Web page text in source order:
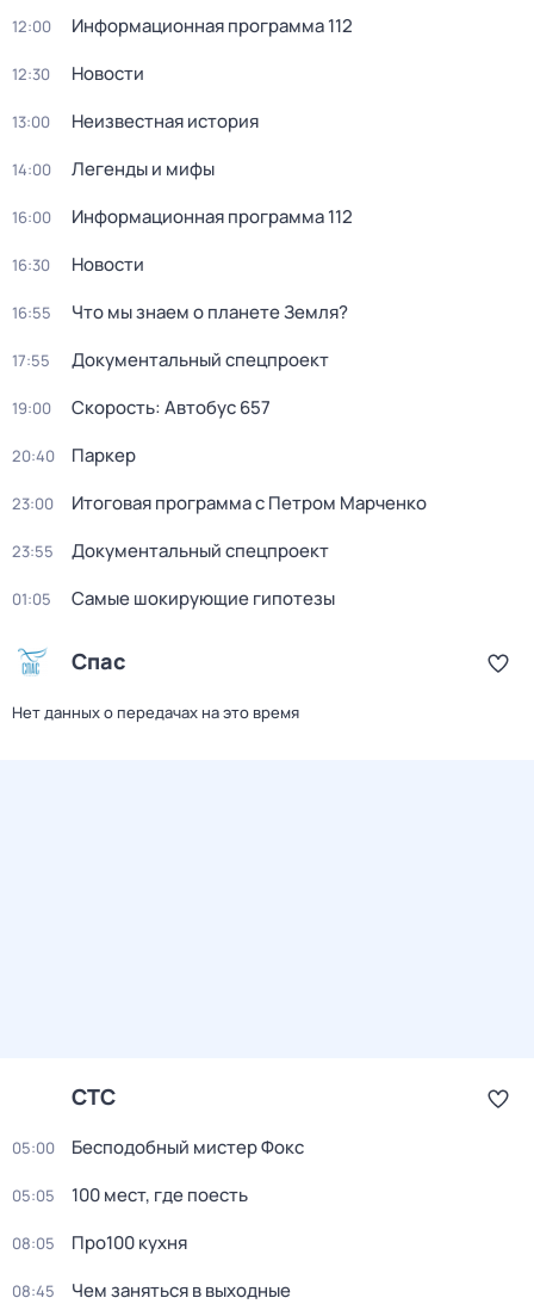
12:00 Информационная программа 112
12:30 Новости
13:00 Неизвестная история
14:00 Легенды и мифы
16:00 Информационная программа 112
16:30 Новости
16:55 Что мы знаем о планете Земля?
17:55 Документальный спецпроект
19:00 Скорость: Автобус 657
20:40 Паркер
23:00 Итоговая программа с Петром Марченко
23:55 Документальный спецпроект
01:05 Самые шoкиpующие гипотезы
Спас
Нет данных о передачах на это время
СТС
05:00 Бесподобный мистер Фокс
05:05 100 мест, где поесть
08:05 Про100 кухня
08:45 Чем заняться в выходные